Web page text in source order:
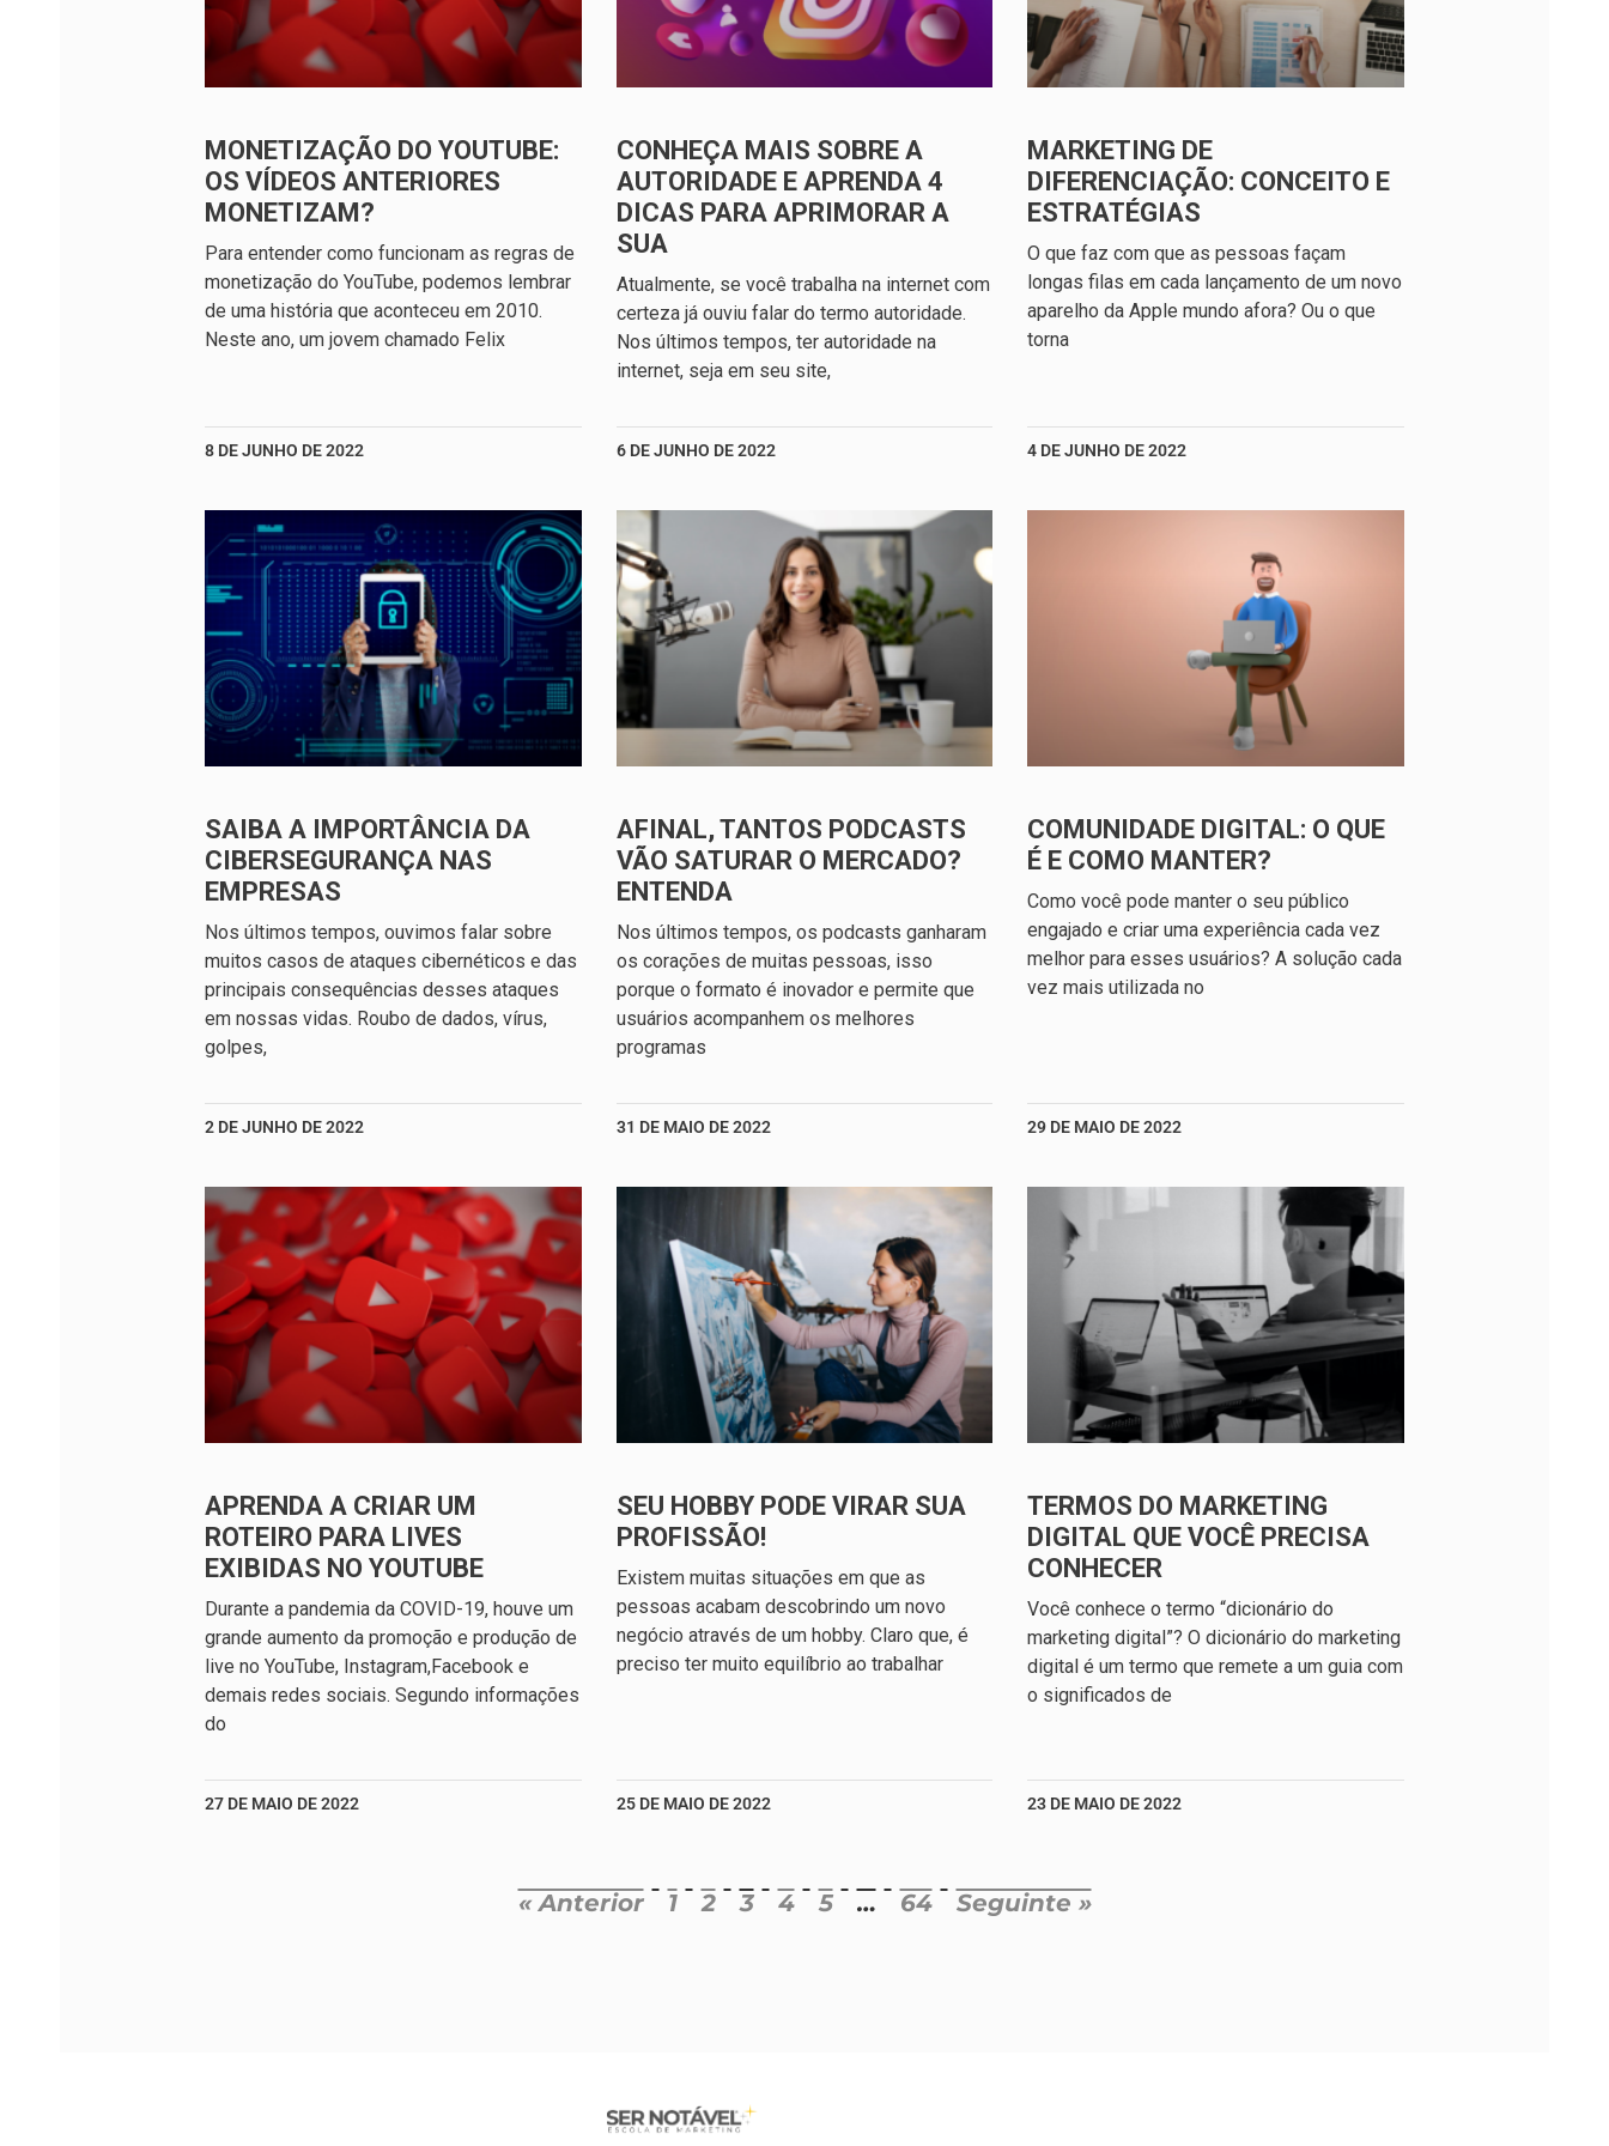
MONETIZAÇÃO DO YOUTUBE:
OS VÍDEOS ANTERIORES
MONETIZAM?
Para entender como funcionam as regras de
monetização do YouTube, podemos lembrar
de uma história que aconteceu em 2010.
Neste ano, um jovem chamado Felix
8 DE JUNHO DE 2022
CONHEÇA MAIS SOBRE A
AUTORIDADE E APRENDA 4
DICAS PARA APRIMORAR A
SUA
Atualmente, se você trabalha na internet com
certeza já ouviu falar do termo autoridade.
Nos últimos tempos, ter autoridade na
internet, seja em seu site,
6 DE JUNHO DE 2022
MARKETING DE
DIFERENCIAÇÃO: CONCEITO E
ESTRATÉGIAS
O que faz com que as pessoas façam
longas filas em cada lançamento de um novo
aparelho da Apple mundo afora? Ou o que
torna
4 DE JUNHO DE 2022
SAIBA A IMPORTÂNCIA DA
CIBERSEGURANÇA NAS
EMPRESAS
Nos últimos tempos, ouvimos falar sobre
muitos casos de ataques cibernéticos e das
principais consequências desses ataques
em nossas vidas. Roubo de dados, vírus,
golpes,
2 DE JUNHO DE 2022
AFINAL, TANTOS PODCASTS
VÃO SATURAR O MERCADO?
ENTENDA
Nos últimos tempos, os podcasts ganharam
os corações de muitas pessoas, isso
porque o formato é inovador e permite que
usuários acompanhem os melhores
programas
31 DE MAIO DE 2022
COMUNIDADE DIGITAL: O QUE
É E COMO MANTER?
Como você pode manter o seu público
engajado e criar uma experiência cada vez
melhor para esses usuários? A solução cada
vez mais utilizada no
29 DE MAIO DE 2022
APRENDA A CRIAR UM
ROTEIRO PARA LIVES
EXIBIDAS NO YOUTUBE
Durante a pandemia da COVID-19, houve um
grande aumento da promoção e produção de
live no YouTube, Instagram,Facebook e
demais redes sociais. Segundo informações
do
27 DE MAIO DE 2022
SEU HOBBY PODE VIRAR SUA
PROFISSÃO!
Existem muitas situações em que as
pessoas acabam descobrindo um novo
negócio através de um hobby. Claro que, é
preciso ter muito equilíbrio ao trabalhar
25 DE MAIO DE 2022
TERMOS DO MARKETING
DIGITAL QUE VOCÊ PRECISA
CONHECER
Você conhece o termo “dicionário do
marketing digital”? O dicionário do marketing
digital é um termo que remete a um guia com
o significados de
23 DE MAIO DE 2022
« Anterior 1 2 3 4 5 … 64 Seguinte »